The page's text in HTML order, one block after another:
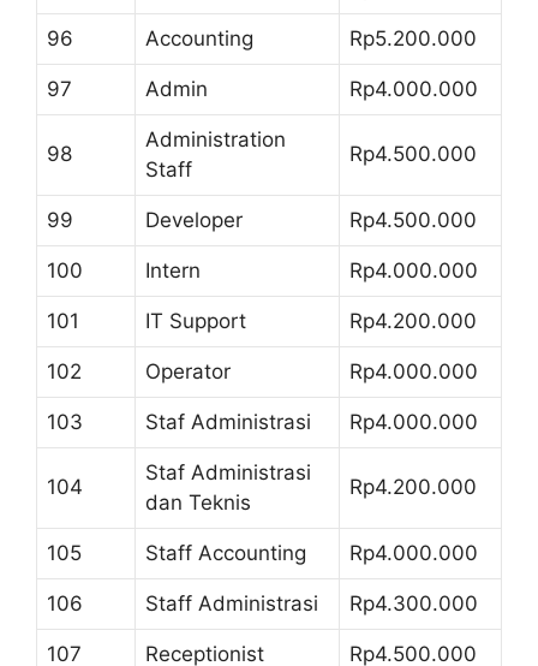
96 Accounting Rp5.200.000
97 Admin Rp4.000.000
98
Administration
Staff
Rp4.500.000
99 Developer Rp4.500.000
100 Intern Rp4.000.000
101 IT Support Rp4.200.000
102 Operator Rp4.000.000
103 Staf Administrasi Rp4.000.000
104
Staf Administrasi
dan Teknis
Rp4.200.000
105 Staff Accounting Rp4.000.000
106 Staff Administrasi Rp4.300.000
107 Receptionist Rp4.500.000